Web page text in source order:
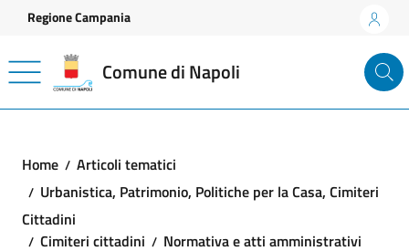
Vai ai contenuti
Vai al footer
Regione Campania
Comune di Napoli
Home
Articoli tematici
Urbanistica, Patrimonio, Politiche per la Casa, Cimiteri
Cittadini
Cimiteri cittadini
Normativa e atti amministrativi